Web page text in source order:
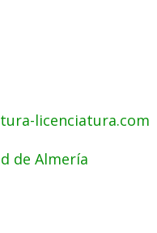
licenciatura.com
de Almería